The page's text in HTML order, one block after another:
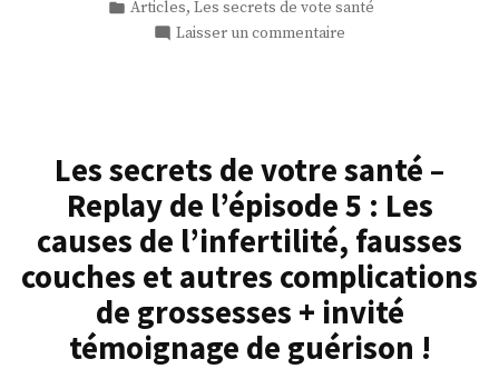
par
Publié
dans
Articles, Les secrets de vote santé
Laisser un commentaire
–
Replay
de
l’épisode
6
Les
véritables
Les secrets de votre santé –
Replay de l’épisode 5 : Les
causes de l’infertilité, fausses
couches et autres complications
de grossesses + invité
témoignage de guérison !